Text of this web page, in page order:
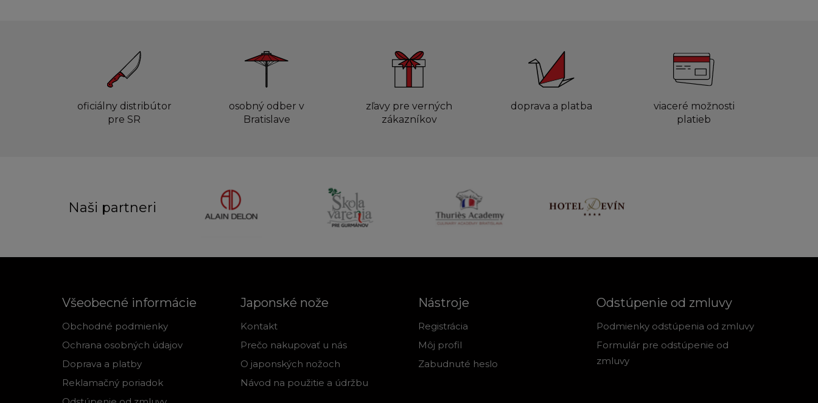
oficiálny distribútor
pre SR
osobný odber v
Bratislave
zľavy pre verných
zákazníkov
doprava a platba
viaceré možnosti
platieb
Naši partneri
Všeobecné informácie
Obchodné podmienky
Ochrana osobných údajov
Doprava a platby
Reklamačný poriadok
Japonské nože
Kontakt
Prečo nakupovať u nás
O japonských nožoch
Návod na použitie a údržbu
Nástroje
Registrácia
Môj profil
Zabudnuté heslo
Odstúpenie od zmluvy
Podmienky odstúpenia od zmluvy
Formulár pre odstúpenie od
zmluvy